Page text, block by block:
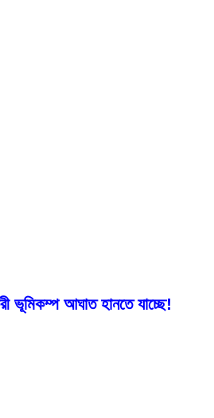
ভূমিকম্প আঘাত হানতে যাচ্ছে!